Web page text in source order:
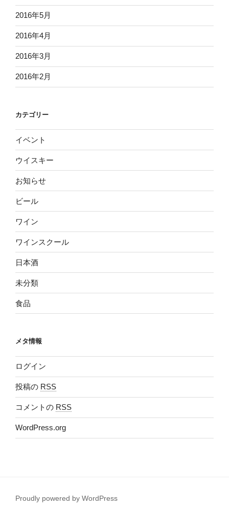
2016年5月
2016年4月
2016年3月
2016年2月
カテゴリー
イベント
ウイスキー
お知らせ
ビール
ワイン
ワインスクール
日本酒
未分類
食品
メタ情報
ログイン
投稿の RSS
コメントの RSS
WordPress.org
Proudly powered by WordPress